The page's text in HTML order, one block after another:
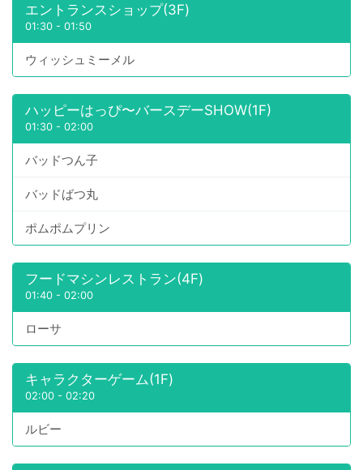
エントランスショップ(3F)
01:30 - 01:50
ウィッシュミーメル
ハッピーはっぴ〜バースデーSHOW(1F)
01:30 - 02:00
バッドつん子
バッドばつ丸
ポムポムプリン
フードマシンレストラン(4F)
01:40 - 02:00
ローサ
キャラクターゲーム(1F)
02:00 - 02:20
ルビー